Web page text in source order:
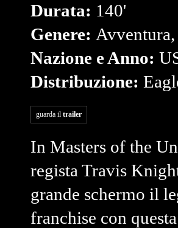
Durata: 140'
Genere:
Nazione e Anno:
Distribuzione:
guarda il trailer
In Masters of the
regista Travis
grande schermo il
franchise con